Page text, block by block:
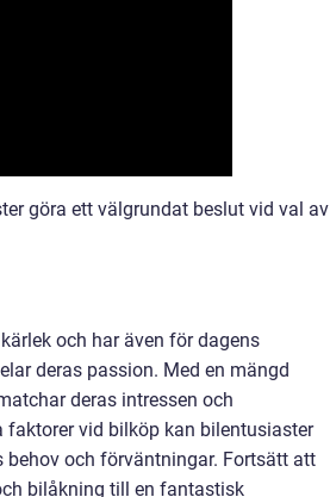
göra ett välgrundat beslut vid val av
och har även för dagens
deras passion. Med en mängd
deras intressen och
faktorer vid bilköp kan bilentusiaster
behov och förväntningar. Fortsätt att
bilåkning till en fantastisk